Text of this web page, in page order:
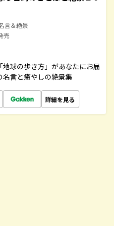
言＆絶景
売
球の歩き方」があなたにお届
言と癒やしの絶景集
詳細を見る